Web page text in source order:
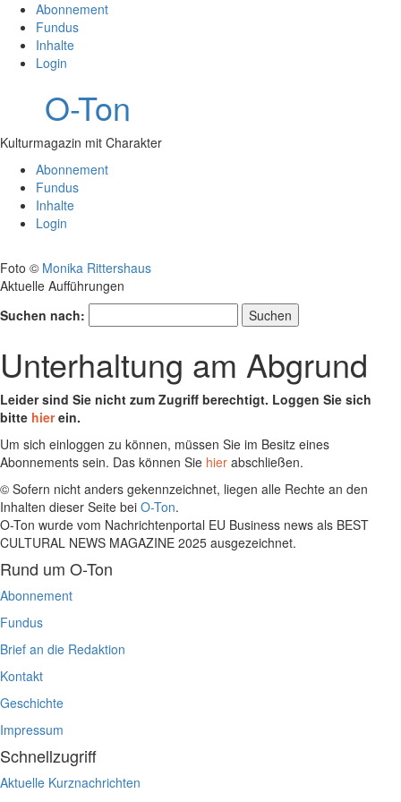
Abonnement
Fundus
Inhalte
Login
O-Ton
Kulturmagazin mit Charakter
Abonnement
Fundus
Inhalte
Login
Foto © Monika Rittershaus
Aktuelle Aufführungen
Suchen nach:
Unterhaltung am Abgrund
Leider sind Sie nicht zum Zugriff berechtigt. Loggen Sie sich
bitte hierein.
Um sich einloggen zu können, müssen Sie im Besitz eines
Abonnements sein. Das können Sie hier abschließen.
© Sofern nicht anders gekennzeichnet, liegen alle Rechte an den
Inhalten dieser Seite bei O-Ton.
O-Ton wurde vom Nachrichtenportal EU Business news als BEST
CULTURAL NEWS MAGAZINE 2025 ausgezeichnet.
Rund um O-Ton
Abonnement
Fundus
Brief an die Redaktion
Kontakt
Geschichte
Impressum
Schnellzugriff
Aktuelle Kurznachrichten